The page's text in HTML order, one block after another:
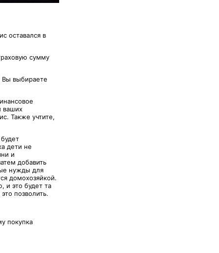
оставался в
сумму
Вы выбираете
ваших
Также учтите,
дети не
и
добавить
нужды для
домохозяйкой.
и это будет та
позволить.
покупка